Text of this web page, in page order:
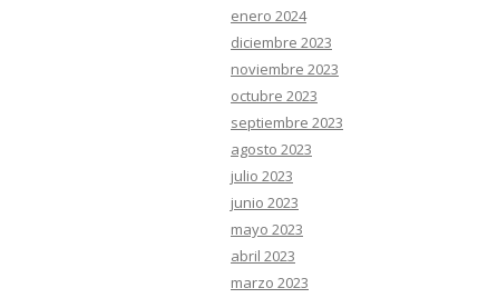
enero 2024
diciembre 2023
noviembre 2023
octubre 2023
septiembre 2023
agosto 2023
julio 2023
junio 2023
mayo 2023
abril 2023
marzo 2023